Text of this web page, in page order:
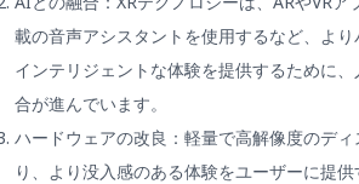
載の音声アシスタントを使用するなど、よ
インテリジェントな体験を提供するために
合が進んでいます。
ハードウェアの改良：軽量で高解像度のディ
り、より没入感のある体験をユーザーに提供